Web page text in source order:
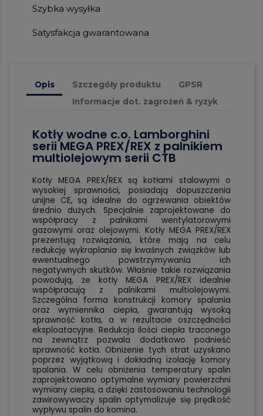
Szybka wysyłka
Satysfakcja gwarantowana
Opis Szczegóły produktu
GPSR
Informacje dot. zagrożeń & ryzyk
Kotły wodne c.o. Lamborghini
serii MEGA PREX/REX z palnikiem
multiolejowym serii CTB
Kotły MEGA PREX/REX są kotłami stalowymi o
wysokiej sprawności, posiadają dopuszczenia
unijne CE, są idealne do ogrzewania obiektów
średnio dużych. Specjalnie zaprojektowane do
współpracy z palnikami wentylatorowymi
gazowymi oraz olejowymi. Kotły MEGA PREX/REX
prezentują rozwiązania, które mają na celu
redukcję wykraplania się kwaśnych związków lub
ewentualnego powstrzymywania ich
negatywnych skutków. Właśnie takie rozwiązania
powodują, że kotły MEGA PREX/REX idealnie
współpracują z palnikami multiolejowymi.
Szczególna forma konstrukcji komory spalania
oraz wymiennika ciepła, gwarantują wysoką
sprawność kotła, a w rezultacie oszczędności
eksploatacyjne. Redukcja ilości ciepła traconego
na zewnątrz pozwala dodatkowo podnieść
sprawność kotła. Obniżenie tych strat uzyskano
poprzez wyjątkową i dokładną izolację komory
spalania. W celu obniżenia temperatury spalin
zaprojektowano optymalne wymiary powierzchni
wymiany ciepła, a dzięki zastosowaniu technologii
zawirowywaczy spalin optymalizuje się prędkość
wypływu spalin do komina.